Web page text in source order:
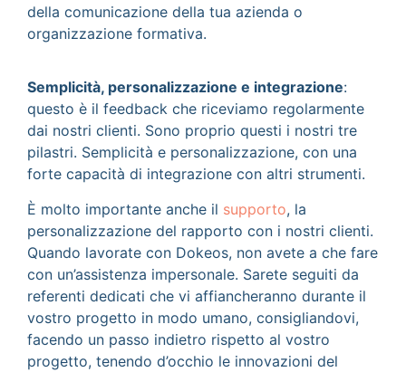
della comunicazione della tua azienda o
organizzazione formativa.
Semplicità, personalizzazione e integrazione:
questo è il feedback che riceviamo regolarmente
dai nostri clienti. Sono proprio questi i nostri tre
pilastri. Semplicità e personalizzazione, con una
forte capacità di integrazione con altri strumenti.
È molto importante anche il supporto, la
personalizzazione del rapporto con i nostri clienti.
Quando lavorate con Dokeos, non avete a che fare
con un’assistenza impersonale. Sarete seguiti da
referenti dedicati che vi affiancheranno durante il
vostro progetto in modo umano, consigliandovi,
facendo un passo indietro rispetto al vostro
progetto, tenendo d’occhio le innovazioni del